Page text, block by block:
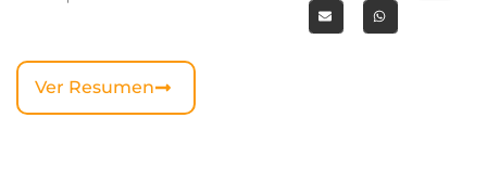
Ver Resumen